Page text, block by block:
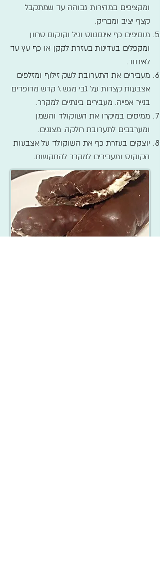
ומקציפים במהירות גבוהה עד שמתקבל
קצף יציב ומבריק.
מוסיפים כף אינסטנט וניל וקוקוס טחון
ומקפלים בעדינות בעזרת לקקן או כף עץ עד
לאיחוד.
מעבירים את התערובת לשק זילוף ומזלפים
אצבעות קצרות על גבי מגש \ קרש מרופדים
בנייר אפייה. מעבירים בינתיים למקרר.
ממיסים במיקרו את השוקולד והשמן
ומערבבים לתערובת חלקה. מצננים.
יוצקים בעזרת כף את השוקולד על אצבעות
הקוקוס ומעבירים למקרר להתקשות.